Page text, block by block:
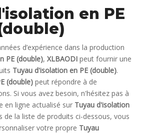
en PE
d’expérience dans la production
PE (double), XLBAODI peut fournir une
Tuyau d'isolation en PE (double).
(double) peut répondre à de
Si vous avez besoin, n'hésitez pas à
en ligne actualisé sur Tuyau d'isolation
de la liste de produits ci-dessous, vous
votre propre Tuyau